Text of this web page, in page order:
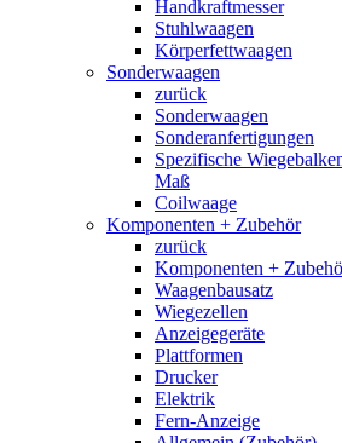
Handkraftmesser
Stuhlwaagen
Körperfettwaagen
Sonderwaagen
zurück
Sonderwaagen
Sonderanfertigungen
Spezifische
Maß
Coilwaage
Komponenten + Zubehör
zurück
Komponenten +
Waagenbausatz
Wiegezellen
Anzeigegeräte
Plattformen
Drucker
Elektrik
Fern-Anzeige